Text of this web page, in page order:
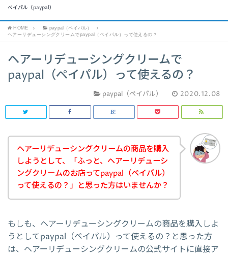
ペイパル（paypal）
HOME
paypal（ペイパル）
ヘアーリデューシングクリームでpaypal（ペイパル）って使えるの？
ヘアーリデューシングクリームで
paypal（ペイパル）って使えるの？
paypal（ペイパル） 2020.12.08
ヘアーリデューシングクリームの商品を購入
しようとして、「ふっと、ヘアーリデューシ
ングクリームのお店ってpaypal（ペイパル）
って使えるの？」と思った方はいませんか？
もしも、ヘアーリデューシングクリームの商品を購入しよ
うとしてpaypal（ペイパル）って使えるの？と思った方
は、ヘアーリデューシングクリームの公式サイトに直接ア